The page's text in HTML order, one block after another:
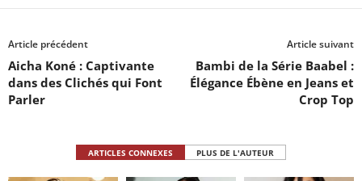
Article précédent
Aicha Koné : Captivante
dans des Clichés qui Font
Parler
Article suivant
Bambi de la Série Baabel :
Élégance Ébène en Jeans et
Crop Top
ARTICLES CONNEXES PLUS DE L'AUTEUR